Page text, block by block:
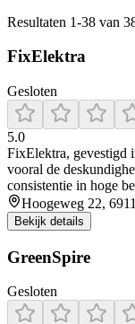
Resultaten 1-38 van
FixElektra
Gesloten
5.0
FixElektra, gevestigd
vooral de
consistentie in hoge
Hoogeweg 22,
Bekijk details
GreenSpire
Gesloten